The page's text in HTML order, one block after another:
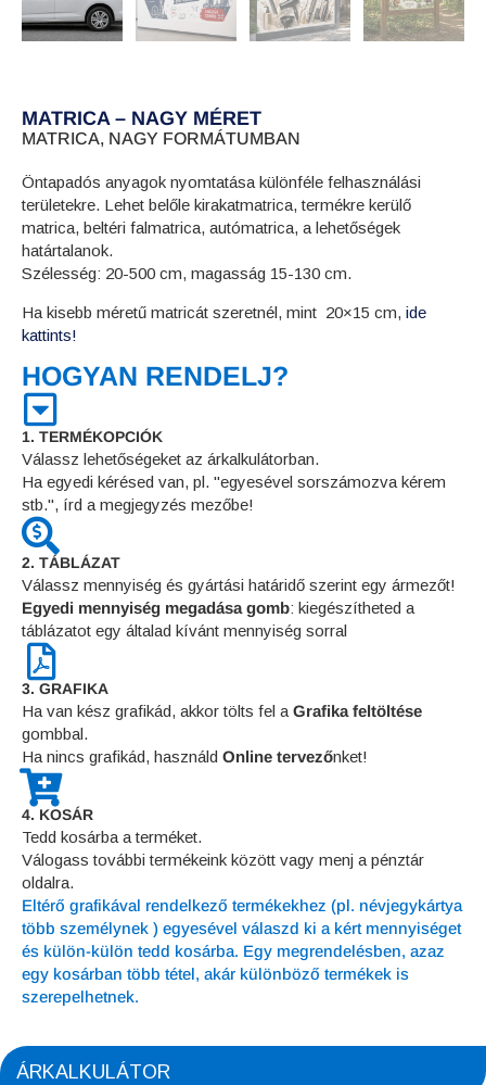
MATRICA – NAGY MÉRET
MATRICA, NAGY FORMÁTUMBAN
Öntapadós anyagok nyomtatása különféle felhasználási
területekre. Lehet belőle kirakatmatrica, termékre kerülő
matrica, beltéri falmatrica, autómatrica, a lehetőségek
határtalanok.
Szélesség: 20-500 cm, magasság 15-130 cm.
Ha kisebb méretű matricát szeretnél, mint 20×15 cm, ide
kattints!
HOGYAN RENDELJ?
1. TERMÉKOPCIÓK
Válassz lehetőségeket az árkalkulátorban.
Ha egyedi kérésed van, pl. "egyesével sorszámozva kérem
stb.", írd a megjegyzés mezőbe!
2. TÁBLÁZAT
Válassz mennyiség és gyártási határidő szerint egy ármezőt!
Egyedi mennyiség megadása gomb: kiegészítheted a
táblázatot egy általad kívánt mennyiség sorral
3. GRAFIKA
Ha van kész grafikád, akkor tölts fel aGrafika feltöltése
gombbal.
Ha nincs grafikád, használd Online tervezőnket!
4. KOSÁR
Tedd kosárba a terméket.
Válogass további termékeink között vagy menj a pénztár
oldalra.
Eltérő grafikával rendelkező termékekhez (pl. névjegykártya
több személynek ) egyesével válaszd ki a kért mennyiséget
és külön-külön tedd kosárba. Egy megrendelésben, azaz
egy kosárban több tétel, akár különböző termékek is
szerepelhetnek.
ÁRKALKULÁTOR